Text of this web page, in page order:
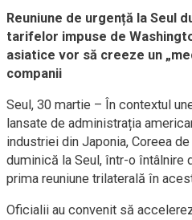
Reuniune de urgență la Seul
tarifelor impuse de
asiatice vor să creeze un
companii
Seul, 30 martie – În contextul
lansate de administrația
industriei din Japonia, Coreea
duminică la Seul, într-o întâlnire
prima reuniune trilaterală în
Oficialii au convenit să